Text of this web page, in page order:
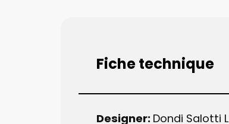
Fiche technique
Designer: Dondi Salotti